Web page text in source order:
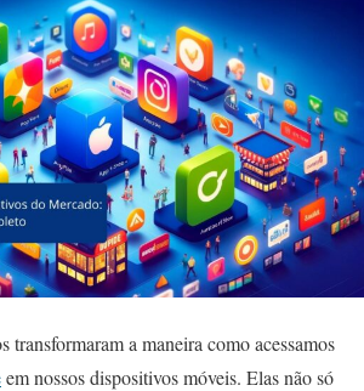
transformaram a maneira como acessamos
em nossos dispositivos móveis. Elas não só